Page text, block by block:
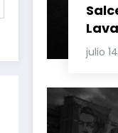
julio